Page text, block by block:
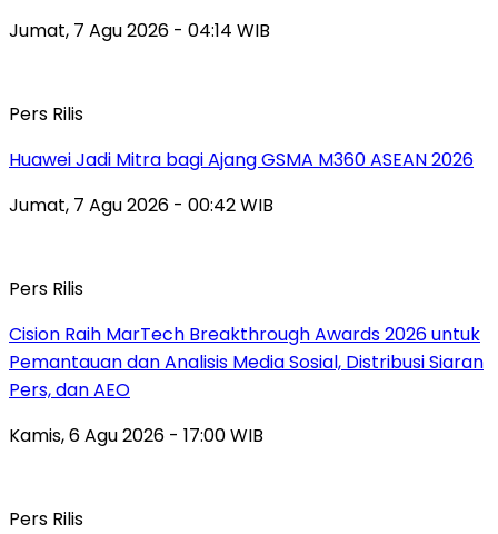
Jumat, 7 Agu 2026 - 04:14 WIB
Pers Rilis
Huawei Jadi Mitra bagi Ajang GSMA M360 ASEAN 2026
Jumat, 7 Agu 2026 - 00:42 WIB
Pers Rilis
Cision Raih MarTech Breakthrough Awards 2026 untuk
Pemantauan dan Analisis Media Sosial, Distribusi Siaran
Pers, dan AEO
Kamis, 6 Agu 2026 - 17:00 WIB
Pers Rilis